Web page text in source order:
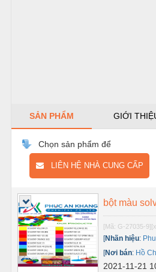
SẢN PHẨM GIỚI
Chọn sản phẩm để
LIÊN HỆ NHÀ CUNG CẤP
bột màu
[Mã: G-27035-9]
[Nhãn hiệu:
[Nơi bán: Hồ
2021-11-21